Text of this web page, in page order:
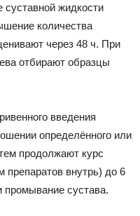
суставной жидкости
количества
через 48 ч. При
отбирают образцы
введения
определённого или
продолжают курс
препаратов внутрь) до 6
промывание сустава.